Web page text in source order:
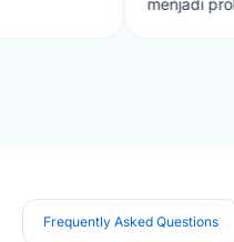
Frequently Asked Questions